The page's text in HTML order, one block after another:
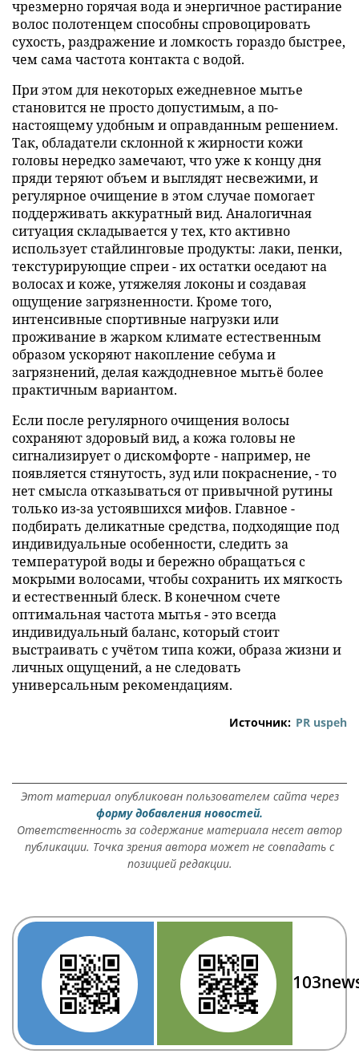
чрезмерно горячая вода и энергичное растирание
волос полотенцем способны спровоцировать
сухость, раздражение и ломкость гораздо быстрее,
чем сама частота контакта с водой.
При этом для некоторых ежедневное мытье
становится не просто допустимым, а по-
настоящему удобным и оправданным решением.
Так, обладатели склонной к жирности кожи
головы нередко замечают, что уже к концу дня
пряди теряют объем и выглядят несвежими, и
регулярное очищение в этом случае помогает
поддерживать аккуратный вид. Аналогичная
ситуация складывается у тех, кто активно
использует стайлинговые продукты: лаки, пенки,
текстурирующие спреи - их остатки оседают на
волосах и коже, утяжеляя локоны и создавая
ощущение загрязненности. Кроме того,
интенсивные спортивные нагрузки или
проживание в жарком климате естественным
образом ускоряют накопление себума и
загрязнений, делая каждодневное мытьё более
практичным вариантом.
Если после регулярного очищения волосы
сохраняют здоровый вид, а кожа головы не
сигнализирует о дискомфорте - например, не
появляется стянутость, зуд или покраснение, - то
нет смысла отказываться от привычной рутины
только из-за устоявшихся мифов. Главное -
подбирать деликатные средства, подходящие под
индивидуальные особенности, следить за
температурой воды и бережно обращаться с
мокрыми волосами, чтобы сохранить их мягкость
и естественный блеск. В конечном счете
оптимальная частота мытья - это всегда
индивидуальный баланс, который стоит
выстраивать с учётом типа кожи, образа жизни и
личных ощущений, а не следовать
универсальным рекомендациям.
Источник: PR uspeh
Этот материал опубликован пользователем сайта через
форму добавления новостей.
Ответственность за содержание материала несет автор
публикации. Точка зрения автора может не совпадать с
позицией редакции.